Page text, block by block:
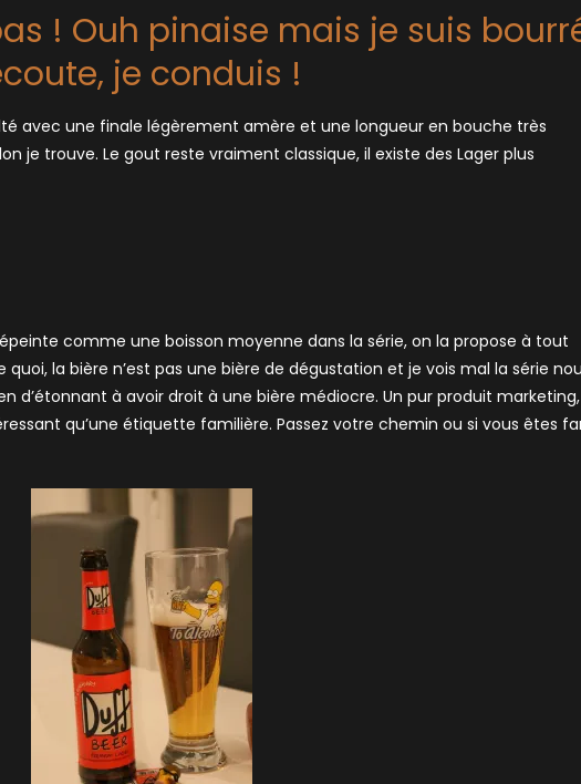
! Ouh pinaise mais je suis
je conduis !
avec une finale légèrement amère et une longueur en bouche très
je trouve. Le gout reste vraiment classique, il existe des Lager plus
comme une boisson moyenne dans la série, on la propose à tout
la bière n’est pas une bière de dégustation et je vois mal la série
d’étonnant à avoir droit à une bière médiocre. Un pur produit marketing,
qu’une étiquette familière. Passez votre chemin ou si vous êtes